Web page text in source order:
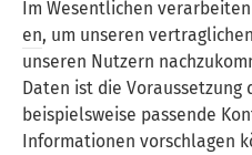
Im Wesentlichen
en, um unseren
unseren Nutzern
Daten ist die Voraussetzung
beispielsweise passende
Informationen vorschlagen